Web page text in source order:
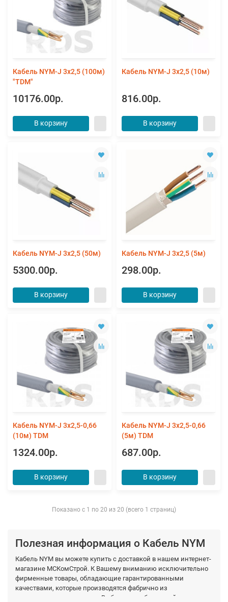
Кабель NYM-J 3х2,5 (100м)
"TDM"
10176.00р.
В корзину
Кабель NYM-J 3х2,5 (10м)
816.00р.
В корзину
Кабель NYM-J 3х2,5 (50м)
5300.00р.
В корзину
Кабель NYM-J 3х2,5 (5м)
298.00р.
В корзину
Кабель NYM-J 3х2,5-0,66
(10м) TDM
1324.00р.
В корзину
Кабель NYM-J 3х2,5-0,66
(5м) TDM
687.00р.
В корзину
Показано с 1 по 20 из 20 (всего 1 страниц)
Полезная информация о Кабель NYM
Кабель NYM вы можете купить с доставкой в нашем интернет-
магазине МСКомСтрой. К Вашему вниманию исключительно
фирменные товары, обладающие гарантированными
качествами, которые производятся фабрично из
качественных материалов. Выберите необходимый вид